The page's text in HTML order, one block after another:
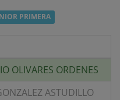
PRIMERA
OLIVARES ORDENES
ASTUDILLO